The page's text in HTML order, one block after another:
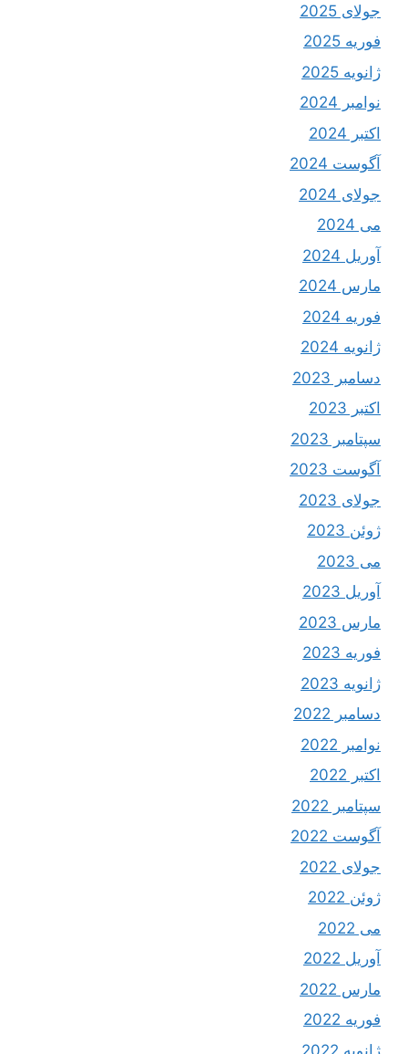
جولای 2025
فوریه 2025
ژانویه 2025
نوامبر 2024
اکتبر 2024
آگوست 2024
جولای 2024
می 2024
آوریل 2024
مارس 2024
فوریه 2024
ژانویه 2024
دسامبر 2023
اکتبر 2023
سپتامبر 2023
آگوست 2023
جولای 2023
ژوئن 2023
می 2023
آوریل 2023
مارس 2023
فوریه 2023
ژانویه 2023
دسامبر 2022
نوامبر 2022
اکتبر 2022
سپتامبر 2022
آگوست 2022
جولای 2022
ژوئن 2022
می 2022
آوریل 2022
مارس 2022
فوریه 2022
ژانویه 2022